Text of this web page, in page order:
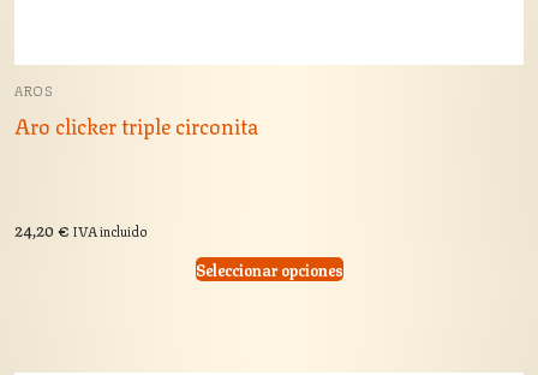
AROS
Aro clicker triple circonita
24,20€ IVA incluido
Seleccionar opciones